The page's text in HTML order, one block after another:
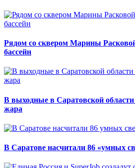
Рядом со сквером Марины
бассейн
В выходные в Саратовской области
жара
В Саратове насчитали 86 «умных